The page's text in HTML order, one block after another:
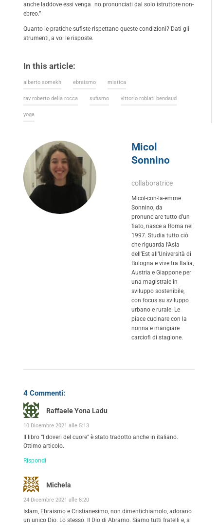
anche laddove essi venga no pronunciati dal solo istruttore non-
ebreo.”
Quanto le pratiche sufiste rispettano queste condizioni? Dati gli
strumenti, a voi le risposte.
In this article:
alberto somekh ebraismo mistica
rav roberto della rocca sufismo vittorio robiati bendaud
yoga
Micol
Sonnino
collaboratrice
Micol-con-la-emme
Sonnino, da
pronunciare tutto d’un
fiato, nasce a Roma nel
1997. Studia tutto ciò
che riguarda l’Asia
dell’Est all’Università di
Bologna e vive tra Italia,
Austria e Giappone per
una magistrale in
sviluppo sostenibile,
con focus su sviluppo
urbano e rurale. Le
piace cucinare con la
nonna e mangiare
carciofi di stagione.
4 Commenti:
Raffaele Yona Ladu
10 Dicembre 2021 alle 5:13
Il libro “I doveri del cuore” è stato tradotto anche in italiano.
Ottimo articolo.
Rispondi
Michela
24 Dicembre 2021 alle 8:20
Islam, Ebraismo e Cristianesimo, non dimentichiamolo, adorano
un unico Dio. Lo stesso. Il Dio di Abramo. Siamo tutti fratelli e, si